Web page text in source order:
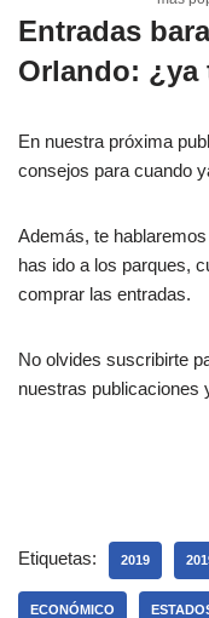
Entradas
Orlando:
En nuestra próxima
consejos para cuando
Además, te
has ido a los parques,
comprar las entradas.
No olvides suscribirte
nuestras publicaciones
Etiquetas: 2019
ECONÓMICO